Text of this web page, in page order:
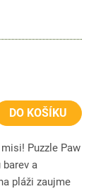
DO KOŠÍKU
Puzzle Paw
a
pláži zaujme